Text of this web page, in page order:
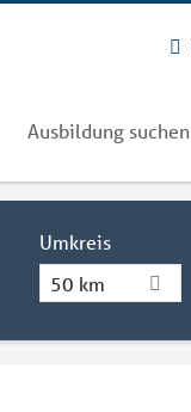
Ausbildung suchen
Umkreis
50 km